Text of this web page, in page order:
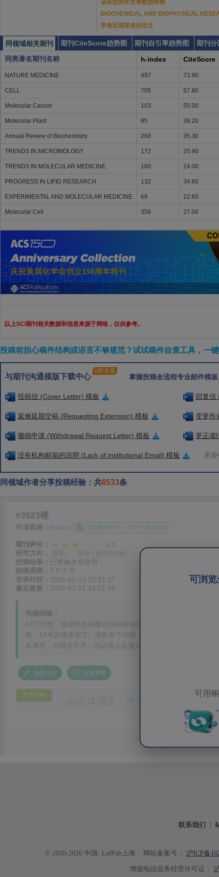
该杂志的年文章数趋势图
BIOCHEMICAL AND BIOPHYSICAL
学者近期发表的论文
同领域相关期刊 期刊CiteScore趋势图 期刊自引率趋势图
期刊分
同类著名期刊名称
h-index CiteScore
NATURE MEDICINE 497 73.90
CELL 705 67.80
Molecular Cancer 103 55.00
Molecular Plant 85 39.20
Annual Review of Biochemistry 268 35.30
TRENDS IN MICROBIOLOGY 172 25.90
TRENDS IN MOLECULAR MEDICINE 160 24.00
PROGRESS IN LIPID RESEARCH 132 34.60
EXPERIMENTAL AND MOLECULAR MEDICINE 68 22.60
Molecular Cell 356 27.00
以上SCI期刊相关数据和信息来源于网络，仅供参考。
投稿前担心稿件结构或语言不够规范？试试稿件自查工具，一
与期刊沟通模版下载中心
VIP专享
掌握投稿全流程专业邮件模
投稿信 (Cover Letter) 模板 回复信
返修延期交稿 (Requesting Extension) 模板 变更作
撤稿申请 (Withdrawal Request Letter) 模板 更正/
没有机构邮箱的说明 (Lack of institutional Email) 模板 更
同领域作者分享投稿经验：共6533条
可浏
可用
#3523楼
作者昵称： lololo 下载蝌蝌APP，和TA沟通更轻松
期刊评分：
6.0
研究方向：
投稿结果： 已投修改后录用
投稿周期： 1.0 个月
发表时间： 2026-05-15 23:31:27
最后更新： 2026-07-21 14:51:05
投稿经验：
4月7日投，根据网友的建议投的时候就把三次重复WB都上传
称。14号直接录用了。现在有个问题，中科院和新锐分区都没
名单里，问我开不开，说证明上会显示，无语了，网上查了一
我要点评 回复本楼
发表范例
语言表述准确地道，能够
细将每处问题语句和存疑点标注出
存疑的地方也及时给我发邮件讨论
联系我们
© 2010-2026 中国: LetPub上海 网站备案号： 沪ICP备
增值电信业务经营许可证：